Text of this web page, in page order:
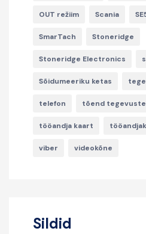
OUT režiim Scania
SmarTach Stoneridge
Stoneridge Electronics
Sõidumeeriku ketas
telefon tõend
tööandja kaart
viber videokõne
Sildid